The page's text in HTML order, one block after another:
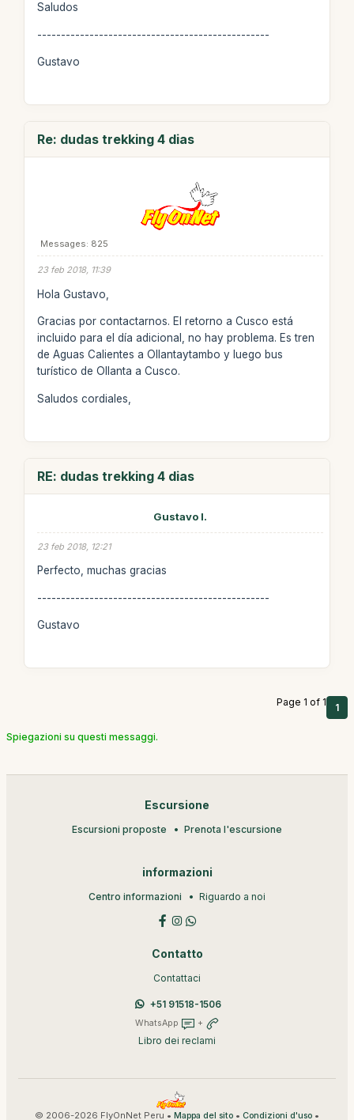
Saludos
-------------------------------------------------
Gustavo
Re: dudas trekking 4 dias
Messages: 825
23 feb 2018, 11:39
Hola Gustavo,
Gracias por contactarnos. El retorno a Cusco está
incluido para el día adicional, no hay problema. Es tren
de Aguas Calientes a Ollantaytambo y luego bus
turístico de Ollanta a Cusco.
Saludos cordiales,
RE: dudas trekking 4 dias
Gustavo I.
23 feb 2018, 12:21
Perfecto, muchas gracias
-------------------------------------------------
Gustavo
Page 1 of 1 1
Spiegazioni su questi messaggi.
Escursione
Escursioni proposte Prenota l'escursione
informazioni
Centro informazioni Riguardo a noi
Contatto
Contattaci
+51 91518-1506
WhatsApp +
Libro dei reclami
© 2006-2026 FlyOnNet Peru • Mappa del sito • Condizioni d'uso •